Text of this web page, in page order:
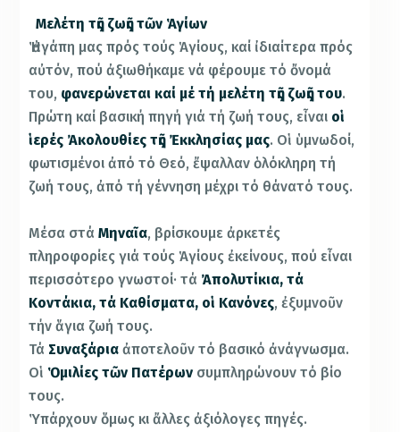
Μελέτη τῆς ζωῆς τῶν Ἁγίων
Ἡ ἀγάπη μας πρός τούς Ἁγίους, καί ἰδιαίτερα πρός
αὐτόν, πού ἀξιωθήκαμε νά φέρουμε τό ὄνομά
του, φανερώνεται καί μέ τή μελέτη τῆς ζωῆς του.
Πρώτη καί βασική πηγή γιά τή ζωή τους, εἶναι οἱ
ἱερές Ἀκολουθίες τῆς Ἐκκλησίας μας. Οἱ ὑμνωδοί,
φωτισμένοι ἀπό τό Θεό, ἔψαλλαν ὁλόκληρη τή
ζωή τους, ἀπό τή γέννηση μέχρι τό θάνατό τους.
Μέσα στά Μηναῖα, βρίσκουμε ἀρκετές
πληροφορίες γιά τούς Ἁγίους ἐκείνους, πού εἶναι
περισσότερο γνωστοί· τά Ἀπολυτίκια, τά
Κοντάκια, τά Καθίσματα, οἱ Κανόνες, ἐξυμνοῦν
τήν ἅγια ζωή τους.
Τά Συναξάρια ἀποτελοῦν τό βασικό ἀνάγνωσμα.
Οἱ Ὁμιλίες τῶν Πατέρων συμπληρώνουν τό βίο
τους.
Ὑπάρχουν ὅμως κι ἄλλες ἀξιόλογες πηγές.